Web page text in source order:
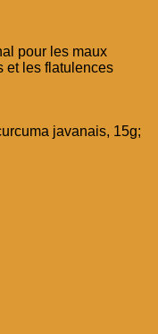
pour les maux
et les flatulences
javanais, 15g;